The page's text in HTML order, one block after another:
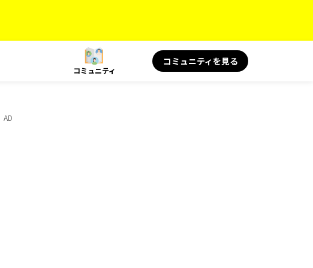
コミュニティ
コミュニティを見る
AD